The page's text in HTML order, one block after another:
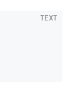
TEXT